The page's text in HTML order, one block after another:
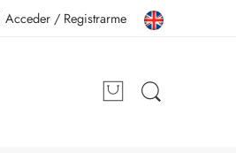
Acceder / Registrarme